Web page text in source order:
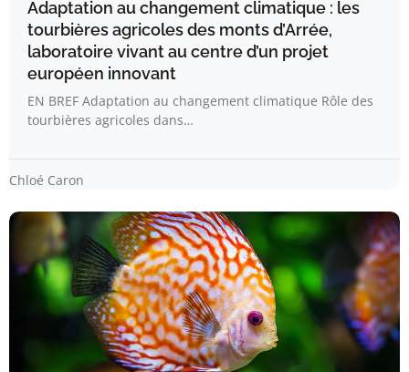
Adaptation au changement climatique : les
tourbières agricoles des monts d’Arrée,
laboratoire vivant au centre d’un projet
européen innovant
EN BREF Adaptation au changement climatique Rôle des
tourbières agricoles dans…
Chloé Caron